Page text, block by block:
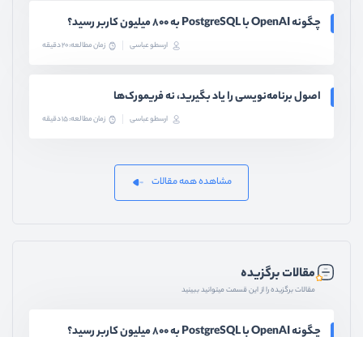
چگونه OpenAI با PostgreSQL به ۸۰۰ میلیون کاربر رسید؟
ارسطو عباسی زمان مطالعه: 20 دقیقه
اصول برنامه‌نویسی را یاد بگیرید، نه فریمورک‌ها
ارسطو عباسی زمان مطالعه: 15 دقیقه
مشاهده همه مقالات
مقالات برگزیده
مقالات برگزیده را از این قسمت میتوانید ببینید
چگونه OpenAI با PostgreSQL به ۸۰۰ میلیون کاربر رسید؟